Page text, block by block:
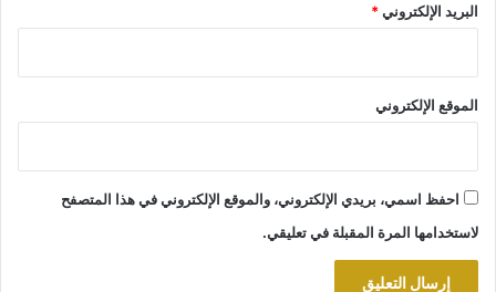
البريد الإلكتروني*
الموقع الإلكتروني
احفظ اسمي، بريدي الإلكتروني، والموقع الإلكتروني في هذا المتصفح
لاستخدامها المرة المقبلة في تعليقي.